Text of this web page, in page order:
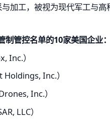
加工，被视为现代军工与
制管控名单的10家美国企业
Inc.）
Holdings, Inc.）
Inc.）
LLC）